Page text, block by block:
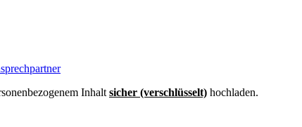
Inhalt sicher (verschlüsselt) hochladen.